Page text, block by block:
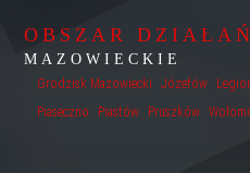
OBSZAR DZIAŁAŃ
MAZOWIECKIE
Grodzisk Mazowiecki Józefów
Piaseczno
Piastów Pruszków